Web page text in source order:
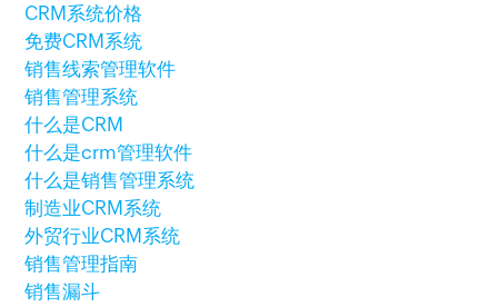
CRM系统价格
免费CRM系统
销售线索管理软件
销售管理系统
什么是CRM
什么是crm管理软件
什么是销售管理系统
制造业CRM系统
外贸行业CRM系统
销售管理指南
销售漏斗